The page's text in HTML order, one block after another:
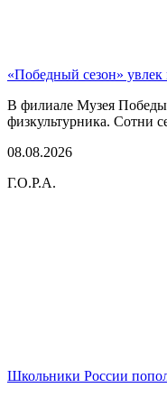
«Победный сезон»
В филиале Музея
физкультурника. Сотни
08.08.2026
Г.О.Р.А.
Школьники России